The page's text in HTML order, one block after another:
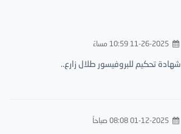
11-26-2025 10:59 مساءً
شهادة تحكيم للبروفيسور طلال زارع..
01-12-2025 08:08 صباحاً